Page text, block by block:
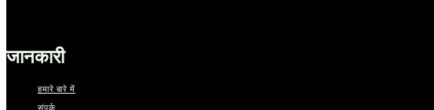
जानकारी
हमारे बारे में
संपर्क